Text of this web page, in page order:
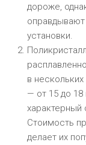
дороже,
установки.
в
— от 15 до
характерный
Стоимость
делает их